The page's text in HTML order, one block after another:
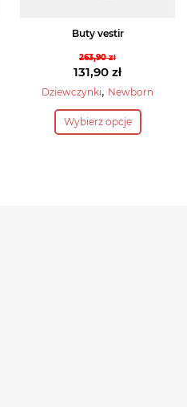
Buty vestir
263,90zł
Pierwotna
cena
wynosiła:
263,90 zł.
131,90 zł
Aktualna
cena
wynosi:
Dziewczynki, Newborn
Wybierz opcje
Ten
produkt